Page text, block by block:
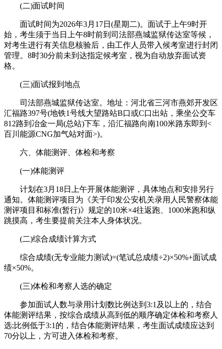
(二)面试时间
面试时间为2026年3月17日(星期二)。面试于上午9时开
始，考生须于当日上午8时前到司法部燕城监狱传达室等候，
对考生进行有关信息核验后，由工作人员带入候考室进行封闭
管理。8时30分前未到达指定候考室，视为自动放弃面试资
格。
(三)面试报到地点
司法部燕城监狱传达室。地址：河北省三河市燕郊开发区
汇福路397号(地铁1号线大望路站B口或C口出站，乘坐公交车
812路到冶金一局(总站)下车，沿汇福路向南100米路东即到<
百川能源CNG加气站对面>)。
六、体能测评、体检和考察
(一)体能测评
计划在3月18日上午开展体能测评，具体地点和安排另行
通知。体能测评项目为《关于印发公安机关录用人民警察体能
测评项目和标准(暂行)》规定的10米×4往返跑、1000米跑和纵
跳摸高，考生要提前关注本人身体状况。
(二)综合成绩计算方式
综合成绩(无专业能力测试)=(笔试总成绩÷2)×50%+面试成
绩×50%。
(三)体检和考察人选的确定
参加面试人数与录用计划数比例达到3:1及以上的，结合
体能测评结果，按综合成绩从高到低的顺序确定体检和考察人
选;比例低于3:1的，结合体能测评结果，考生面试成绩应达到
70分以上，方可进入体检和考察。